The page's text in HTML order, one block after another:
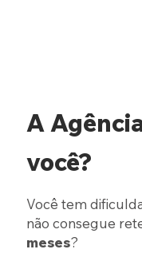
A
você?
Você tem
não consegue
meses?